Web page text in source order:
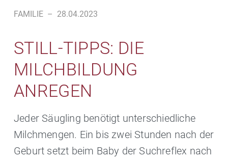
FAMILIE – 28.04.2023
STILL-TIPPS: DIE
MILCHBILDUNG
ANREGEN
Jeder Säugling benötigt unterschiedliche
Milchmengen. Ein bis zwei Stunden nach der
Geburt setzt beim Baby der Suchreflex nach